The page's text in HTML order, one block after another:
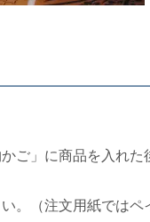
ご」に商品を入れ
。（注文用紙ではペ